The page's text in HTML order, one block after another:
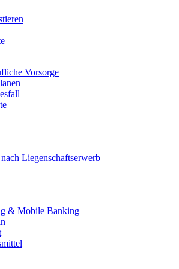
Vorsorge
Liegenschaftserwerb
& Mobile Banking